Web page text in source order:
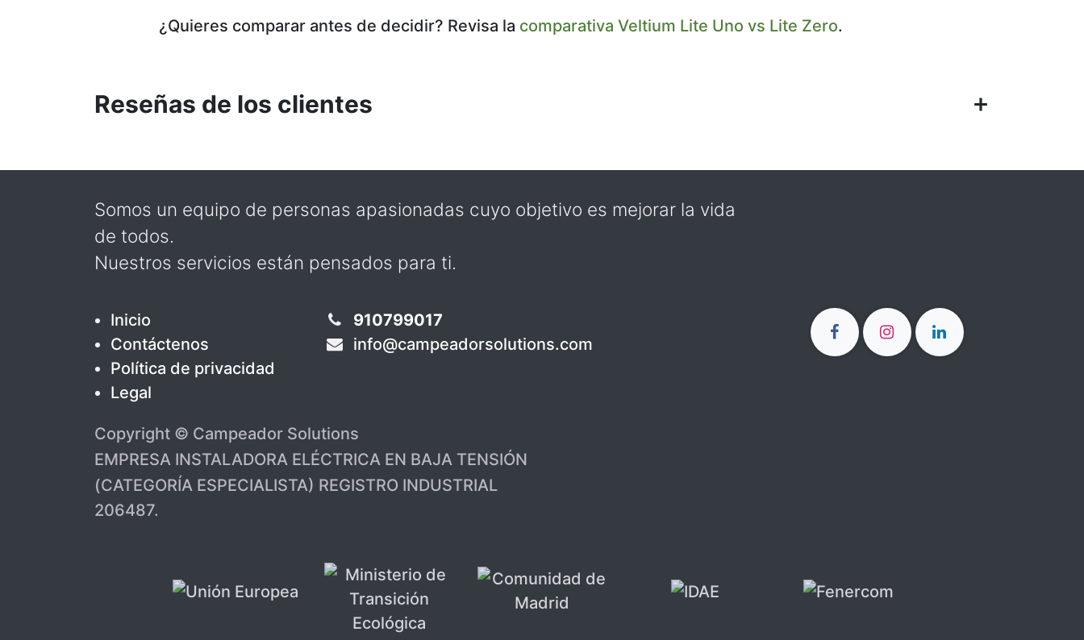
¿Quieres comparar antes de decidir? Revisa la comparativa Veltium Lite Uno vs Lite Zero.
Reseñas de los clientes
Somos un equipo de personas apasionadas cuyo objetivo es mejorar la vida
de todos.
Nuestros servicios están pensados para ti.
Inicio
Contáctenos
Política de privacidad
Legal
910799017
info@campeadorsolutions.com
Copyright © Campeador Solutions
EMPRESA INSTALADORA ELÉCTRICA EN BAJA TENSIÓN
(CATEGORÍA ESPECIALISTA) REGISTRO INDUSTRIAL
206487.